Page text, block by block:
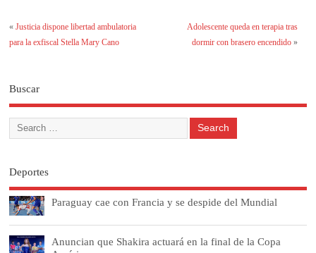
«Justicia dispone libertad ambulatoria
para la exfiscal Stella Mary Cano
Adolescente queda en terapia tras
dormir con brasero encendido»
Buscar
Deportes
Paraguay cae con Francia y se despide del Mundial
Anuncian que Shakira actuará en la final de la Copa